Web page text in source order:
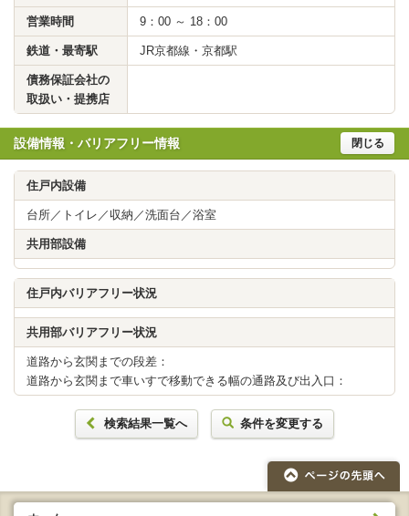
営業時間 9：00 ～ 18：00
鉄道・最寄駅 JR京都線・京都駅
債務保証会社の
取扱い・提携店
設備情報・バリアフリー情報 閉じる
住戸内設備
台所／トイレ／収納／洗面台／浴室
共用部設備
住戸内バリアフリー状況
共用部バリアフリー状況
道路から玄関までの段差：
道路から玄関まで車いすで移動できる幅の通路及び出入口：
検索結果一覧へ 条件を変更する